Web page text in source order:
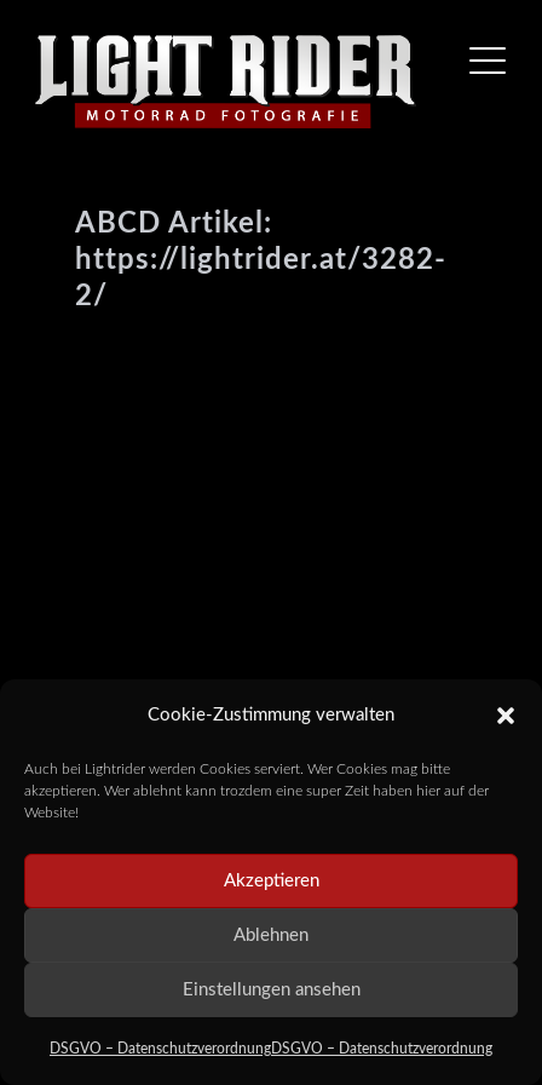
Cookie-Zustimmung verwalten
Auch bei Lightrider werden Cookies serviert. Wer Cookies mag bitte
akzeptieren. Wer ablehnt kann trozdem eine super Zeit haben hier auf der
Website!
Akzeptieren
Ablehnen
Einstellungen ansehen
DSGVO – Datenschutzverordnung DSGVO – Datenschutzverordnung
ABCD Artikel:
https://lightrider.at/3282-
2/